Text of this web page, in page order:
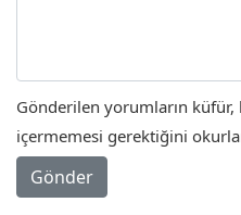
Gönderilen yorumların
içermemesi gerektiğini
Gönder